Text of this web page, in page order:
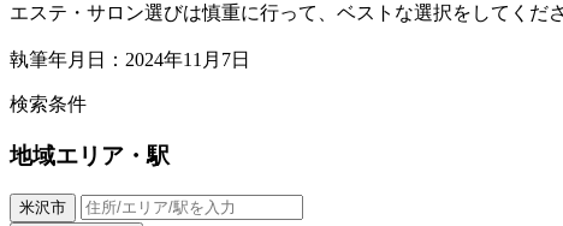
エステ・サロン選びは慎重に行って、ベストな選択をしてくださ
執筆年月日：2024年11月7日
検索条件
地域エリア・駅
米沢市